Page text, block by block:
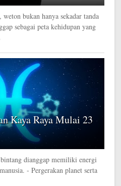
bukan hanya sekadar tanda
sebagai peta kehidupan yang
Kaya Raya Mulai 23
dianggap memiliki energi
- Pergerakan planet serta